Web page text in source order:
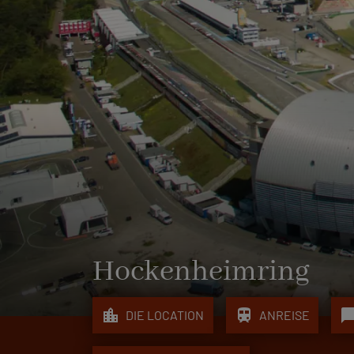
Hockenheimring
location_city DIE LOCATION train ANREISE